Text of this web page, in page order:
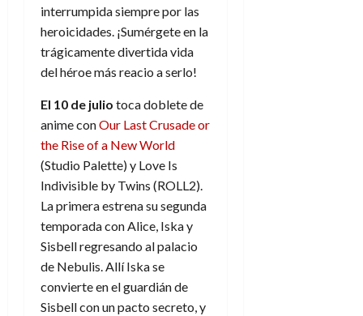
interrumpida siempre por las
heroicidades. ¡Sumérgete en la
trágicamente divertida vida
del héroe más reacio a serlo!
El 10 de julio toca doblete de
anime conOur Last Crusade or
the Rise of a New World
(Studio Palette) y Love Is
Indivisible by Twins (ROLL2).
La primera estrena su segunda
temporada conAlice, Iska y
Sisbell regresando al palacio
de Nebulis. Allí Iska se
convierte en el guardián de
Sisbell con un pacto secreto, y